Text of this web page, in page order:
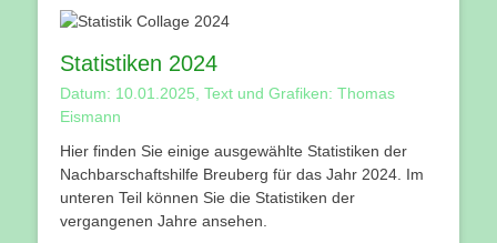
Statistiken 2024
Datum: 10.01.2025, Text und Grafiken: Thomas
Eismann
Hier finden Sie einige ausgewählte Statistiken der
Nachbarschaftshilfe Breuberg für das Jahr 2024. Im
unteren Teil können Sie die Statistiken der
vergangenen Jahre ansehen.